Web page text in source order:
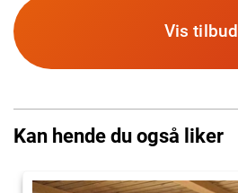
Vis tilbud
Kan hende du også liker